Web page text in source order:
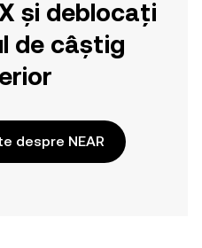
și deblocați
de câștig
despre NEAR